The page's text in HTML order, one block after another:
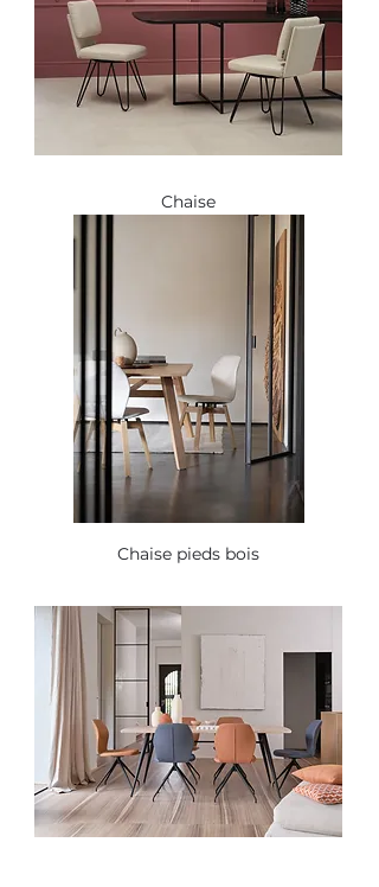
Chaise
Chaise pieds bois